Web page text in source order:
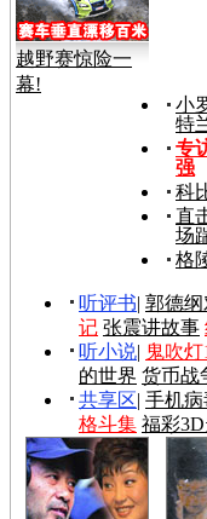
越野赛惊险一
幕!
小
特
专
强
科
直
场
格
听评书| 郭德
记 张震讲故事
听小说| 鬼吹
的世界 货币战
共享区| 手机
格斗集 福彩